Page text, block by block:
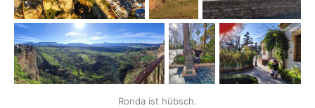
Ronda ist hübsch.